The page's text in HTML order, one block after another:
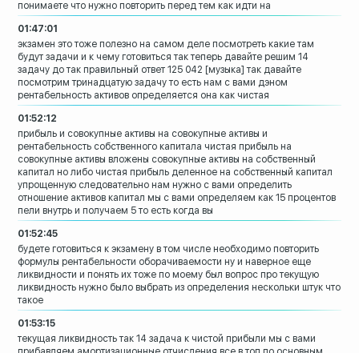
понимаете что нужно повторить перед тем как идти на
01:47:01
экзамен это тоже полезно на самом деле посмотреть какие там
будут задачи и к чему готовиться так теперь давайте решим 14
задачу до так правильный ответ 125 042 [музыка] так давайте
посмотрим тринадцатую задачу то есть нам с вами дэном
рентабельность активов определяется она как чистая
01:52:12
прибыль и совокупные активы на совокупные активы и
рентабельность собственного капитала чистая прибыль на
совокупные активы вложены совокупные активы на собственный
капитал но либо чистая прибыль деленное на собственный капитал
упрощенную следовательно нам нужно с вами определить
отношение активов капитал мы с вами определяем как 15 процентов
пели внутрь и получаем 5 то есть когда вы
01:52:45
будете готовиться к экзамену в том числе необходимо повторить
формулы рентабельности оборачиваемости ну и наверное еще
ликвидности и понять их тоже по моему был вопрос про текущую
ликвидность нужно было выбрать из определения нескольки штук что
такое
01:53:15
текущая ликвидность так 14 задача к чистой прибыли мы с вами